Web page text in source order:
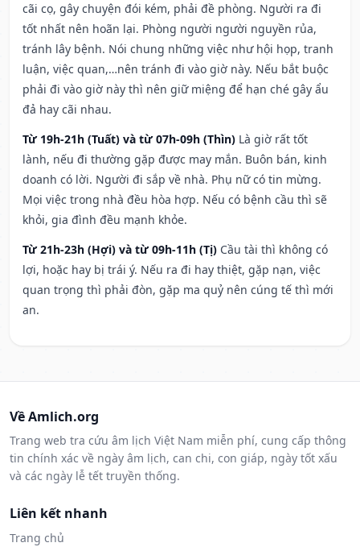
cãi cọ, gây chuyện đói kém, phải đề phòng. Người ra đi
tốt nhất nên hoãn lại. Phòng người người nguyền rủa,
tránh lây bệnh. Nói chung những việc như hội họp, tranh
luận, việc quan,…nên tránh đi vào giờ này. Nếu bắt buộc
phải đi vào giờ này thì nên giữ miệng để hạn ché gây ẩu
đả hay cãi nhau.
Từ 19h-21h (Tuất) và từ 07h-09h (Thìn) Là giờ rất tốt
lành, nếu đi thường gặp được may mắn. Buôn bán, kinh
doanh có lời. Người đi sắp về nhà. Phụ nữ có tin mừng.
Mọi việc trong nhà đều hòa hợp. Nếu có bệnh cầu thì sẽ
khỏi, gia đình đều mạnh khỏe.
Từ 21h-23h (Hợi) và từ 09h-11h (Tị) Cầu tài thì không có
lợi, hoặc hay bị trái ý. Nếu ra đi hay thiệt, gặp nạn, việc
quan trọng thì phải đòn, gặp ma quỷ nên cúng tế thì mới
an.
Về Amlich.org
Trang web tra cứu âm lịch Việt Nam miễn phí, cung cấp thông
tin chính xác về ngày âm lịch, can chi, con giáp, ngày tốt xấu
và các ngày lễ tết truyền thống.
Liên kết nhanh
Trang chủ